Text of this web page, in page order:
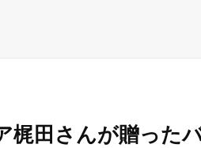
梶田さんが贈った